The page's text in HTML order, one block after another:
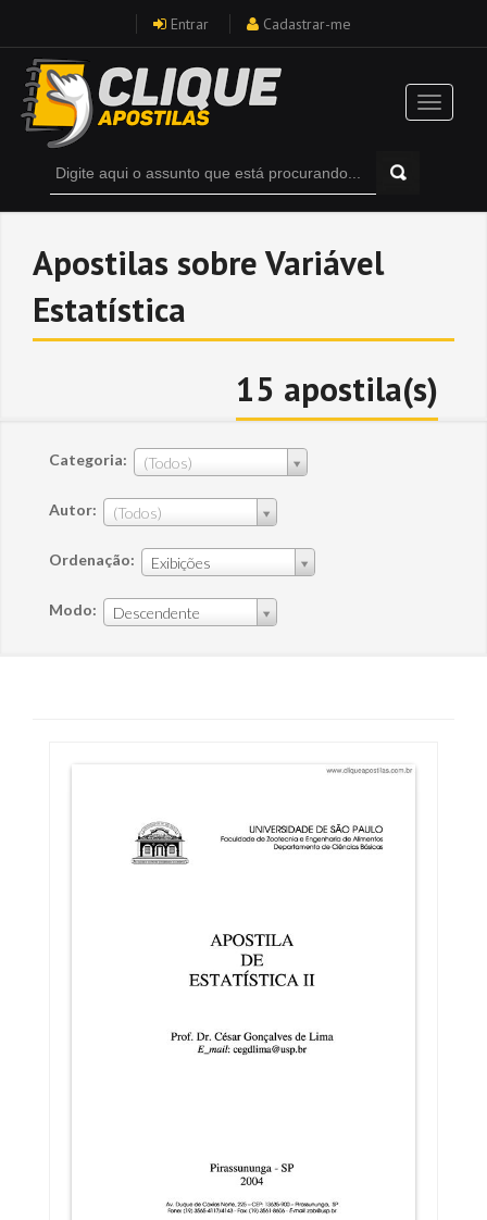
Entrar Cadastrar-me
Apostilas sobre Variável
Estatística
15 apostila(s)
Categoria: (Todos)
Autor: (Todos)
Ordenação: Exibições
Modo: Descendente